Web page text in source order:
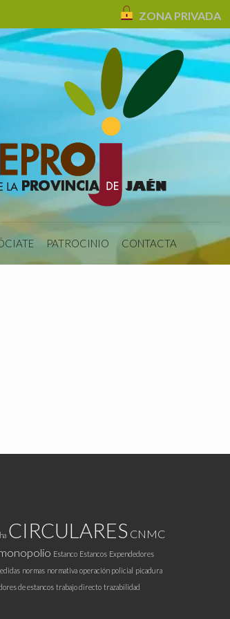
ZONA PRIVADA
PATROCINIO CONTACTA
CIRCULARES CNMC
Estanco Estancos Expendedores
normas normativa operación policial picadura
de estancos trabajo directo trazabilidad